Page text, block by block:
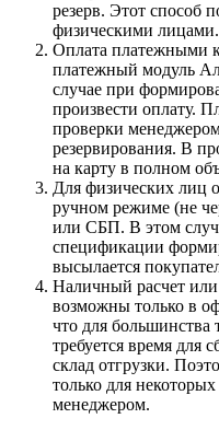
резерв. Этот способ
физическими лицами.
Оплата платежными
платежный модуль
случае при
произвести оплату.
проверки
резервирования. В
на карту в полном
Для физических лиц
ручном режиме (не
или СБП. В этом
спецификации
высылается
Наличный расчет или
возможны только в
что для большинства
требуется время для
склад отгрузки.
только для
менеджером.